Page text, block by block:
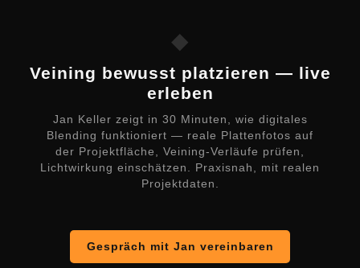
◆
Veining bewusst platzieren — live
erleben
Jan Keller zeigt in 30 Minuten, wie digitales
Blending funktioniert — reale Plattenfotos auf
der Projektfläche, Veining-Verläufe prüfen,
Lichtwirkung einschätzen. Praxisnah, mit realen
Projektdaten.
Gespräch mit Jan vereinbaren